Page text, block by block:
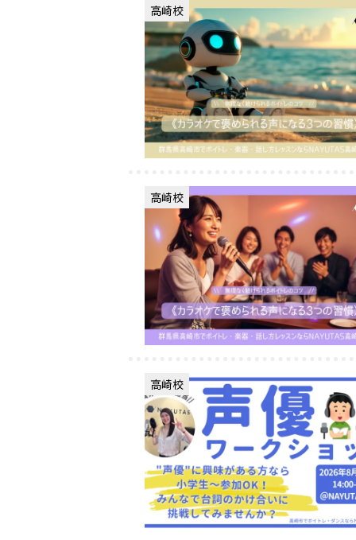
高崎校
高崎校
高崎校